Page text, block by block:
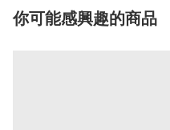
你可能感興趣的商品